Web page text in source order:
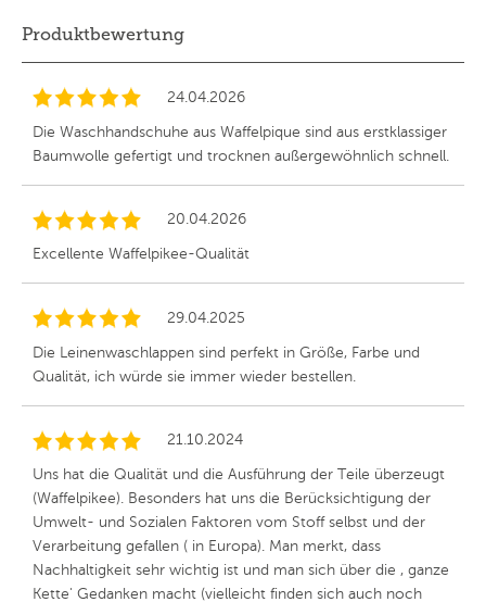
Produktbewertung
24.04.2026
Die Waschhandschuhe aus Waffelpique sind aus erstklassiger
Baumwolle gefertigt und trocknen außergewöhnlich schnell.
20.04.2026
Excellente Waffelpikee-Qualität
29.04.2025
Die Leinenwaschlappen sind perfekt in Größe, Farbe und
Qualität, ich würde sie immer wieder bestellen.
21.10.2024
Uns hat die Qualität und die Ausführung der Teile überzeugt
(Waffelpikee). Besonders hat uns die Berücksichtigung der
Umwelt- und Sozialen Faktoren vom Stoff selbst und der
Verarbeitung gefallen ( in Europa). Man merkt, dass
Nachhaltigkeit sehr wichtig ist und man sich über die , ganze
Kette' Gedanken macht (vielleicht finden sich auch noch